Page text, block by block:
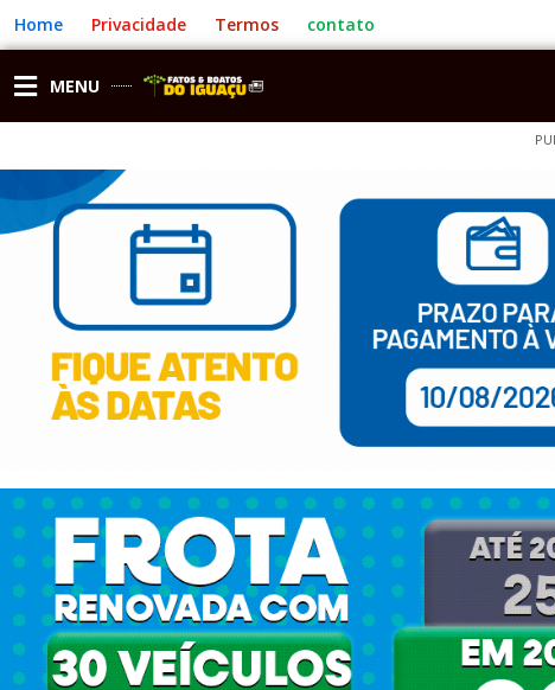
para
o
conteúdo
Home Privacidade Termos contato
MENU